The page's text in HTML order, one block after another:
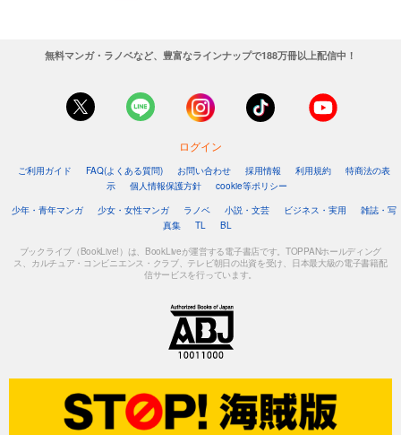
無料マンガ・ラノベなど、豊富なラインナップで188万冊以上配信中！
ログイン
ご利用ガイド FAQ(よくある質問) お問い合わせ 採用情報 利用規約
特商法の表
示
個人情報保護方針
cookie等ポリシー
少年・青年マンガ
少女・女性マンガ ラノベ 小説・文芸 ビジネス・実用
雑誌・写
真集
TL BL
ブックライブ（BookLive!）は、BookLiveが運営する電子書店です。TOPPANホールディング
ス、カルチュア・コンビニエンス・クラブ、テレビ朝日の出資を受け、日本最大級の電子書籍配
信サービスを行っています。